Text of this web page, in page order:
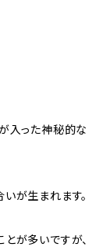
入った神秘的な
が生まれます。
が多いですが、